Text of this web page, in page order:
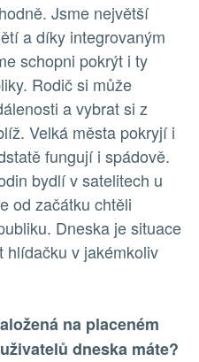
Jsme největší
a díky integrovaným
schopni pokrýt i ty
Rodič si může
a vybrat si z
Velká města pokryjí i
fungují i spádově.
bydlí v satelitech u
od začátku chtěli
Dneska je situace
hlídačku v jakémkoliv
na placeném
dneska máte?